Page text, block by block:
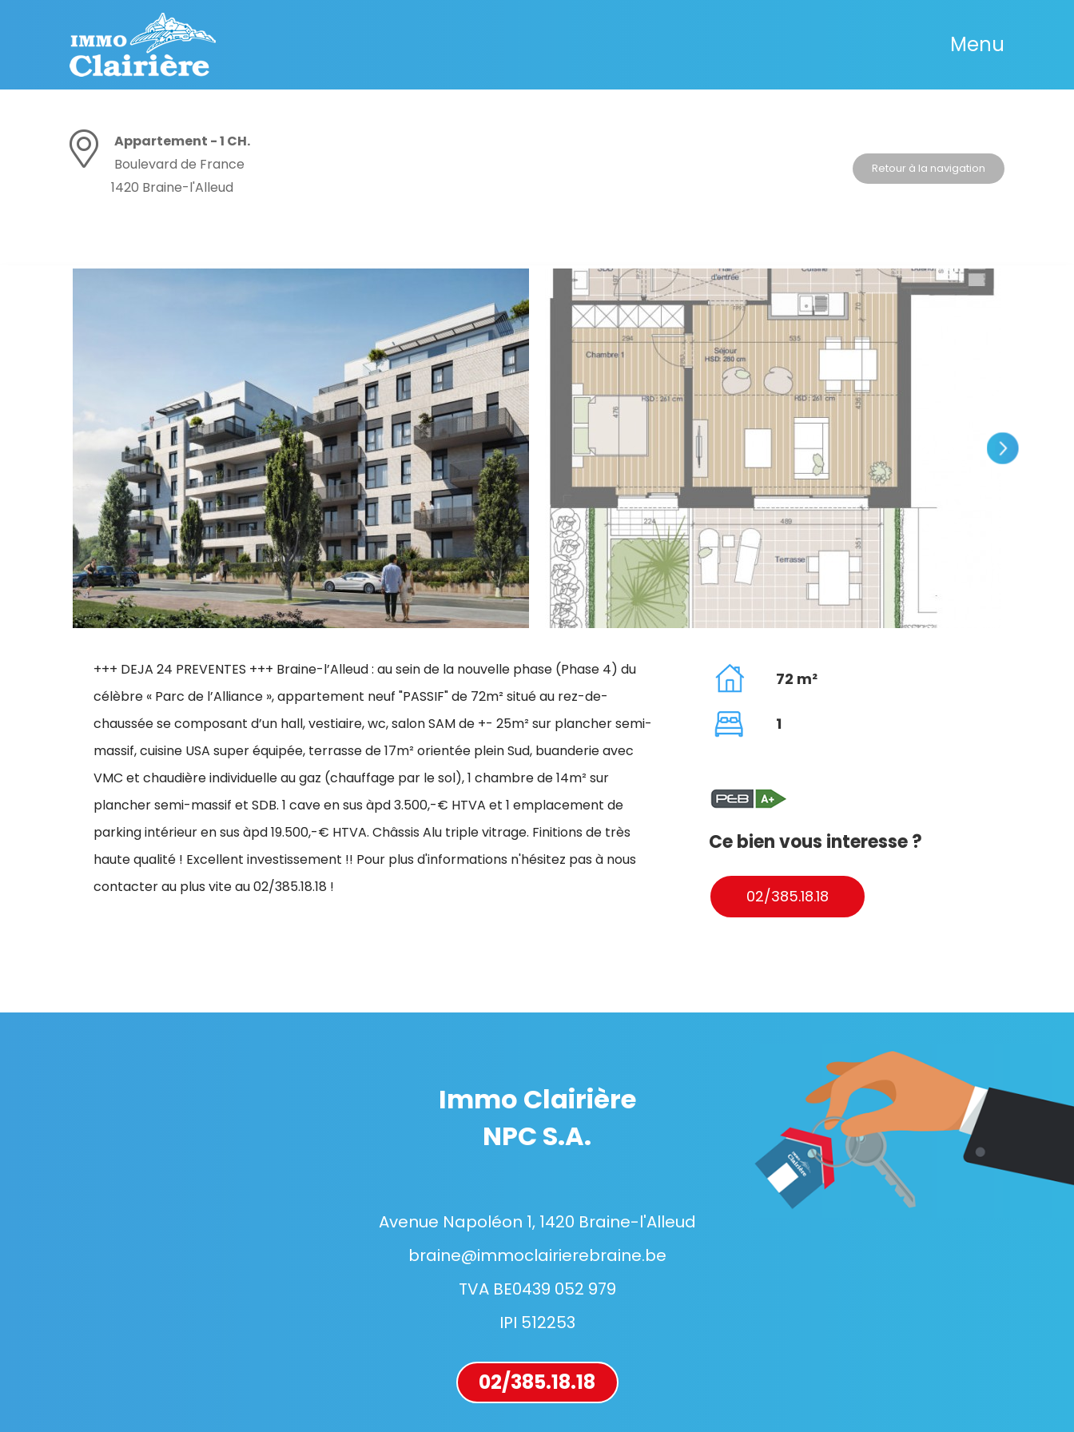
Menu
Appartement - 1 CH.
Boulevard de France
1420 Braine-l'Alleud
Retour à la navigation
+++ DEJA 24 PREVENTES +++ Braine-l’Alleud : au sein de la nouvelle phase (Phase 4) du
célèbre « Parc de l’Alliance », appartement neuf "PASSIF" de 72m² situé au rez-de-
chaussée se composant d’un hall, vestiaire, wc, salon SAM de +- 25m² sur plancher semi-
massif, cuisine USA super équipée, terrasse de 17m² orientée plein Sud, buanderie avec
VMC et chaudière individuelle au gaz (chauffage par le sol), 1 chambre de 14m² sur
plancher semi-massif et SDB. 1 cave en sus àpd 3.500,-€ HTVA et 1 emplacement de
parking intérieur en sus àpd 19.500,-€ HTVA. Châssis Alu triple vitrage. Finitions de très
haute qualité ! Excellent investissement !! Pour plus d'informations n'hésitez pas à nous
contacter au plus vite au 02/385.18.18 !
72 m²
1
Ce bien vous interesse ?
02/385.18.18
Immo Clairière
NPC S.A.
Avenue Napoléon 1, 1420 Braine-l'Alleud
braine@immoclairierebraine.be
TVA BE0439 052 979
IPI 512253
02/385.18.18